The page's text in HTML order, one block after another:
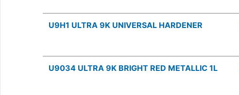
U9H1 ULTRA 9K UNIVERSAL HARDENER
U9034 ULTRA 9K BRIGHT RED METALLIC 1L